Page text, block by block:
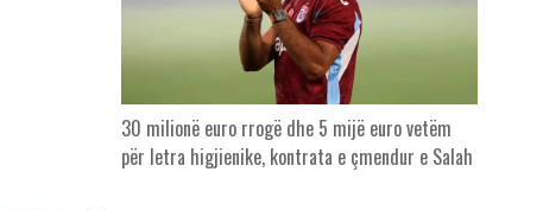
30 milionë euro rrogë dhe 5 mijë euro vetëm
për letra higjienike, kontrata e çmendur e Salah